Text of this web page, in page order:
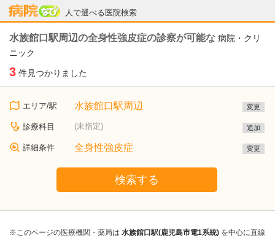
人で選べる医院検索
病院なび
水族館口駅周辺の全身性強皮症の診察が可能な 病院・クリ
ニック
3 件見つかりました
エリア/駅 水族館口駅周辺 変更
診療科目 (未指定) 追加
詳細条件 全身性強皮症 変更
検索する
※このページの医療機関・薬局は 水族館口駅(鹿児島市電1系統) を中心に直線